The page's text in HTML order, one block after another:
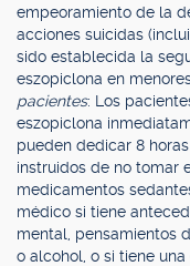
empeoramiento de la
acciones suicidas
sido establecida la
eszopiclona en
pacientes: Los
eszopiclona
pueden dedicar 8
instruidos de no tomar
medicamentos
médico si tiene
mental, pensamientos
o alcohol, o si tiene